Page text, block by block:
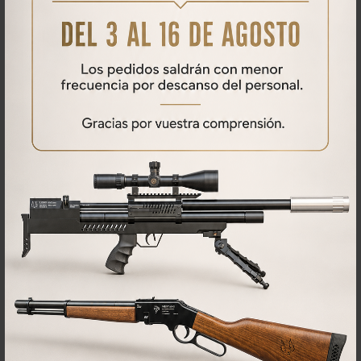
peso reducido y una gran resistencia mecánica, sin perder robustez
ni durabilidad.
Qué opinan nuestros clientes
No se han encontrado comentarios
PRODUCTOS
RELACIONADOS